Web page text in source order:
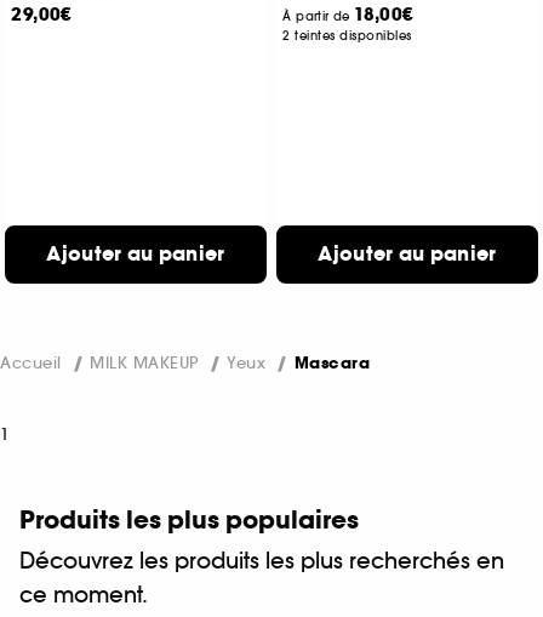
29,00€
Ajouter au panier
À partir de 18,00€
2 teintes disponibles
Ajouter au panier
Accueil MILK MAKEUP Yeux Mascara
1
Produits les plus populaires
Découvrez les produits les plus recherchés en
ce moment.